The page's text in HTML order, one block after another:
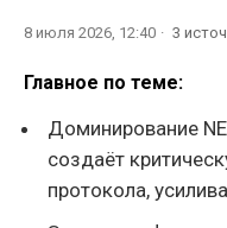
8 июля 2026, 12:40 3
Главное по теме:
Доминирование
создаёт
протокола,